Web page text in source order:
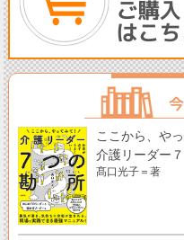
ここから、や
介護リーダー
髙口光子＝著